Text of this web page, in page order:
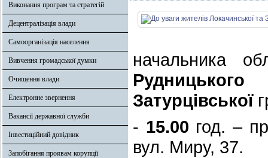
Виконання програм та стратегій
Децентралізація влади
Самоорганізація населення
Вивчення громадської думки
Очищення влади
Електронне звернення
Вакансії державної служби
Інвестиційний довідник
Запобігання проявам корупції
начальника
Рудницького
Затурцівської
- 15.00 год. –
вул. Миру, 37.